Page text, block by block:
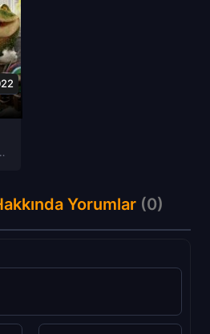
Yorumlar (0)